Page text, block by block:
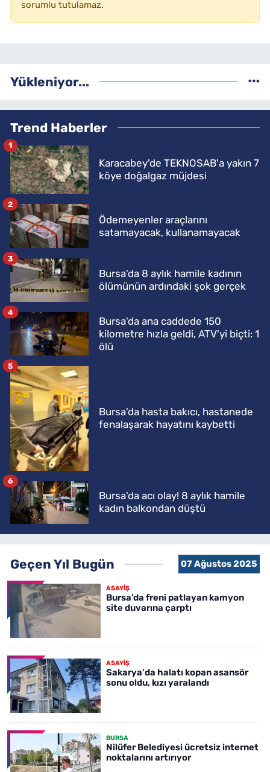
sorumlu tutulamaz.
Yükleniyor...
Trend Haberler
Karacabey'de TEKNOSAB'a yakın 7
köye doğalgaz müjdesi
1
Ödemeyenler araçlarını
satamayacak, kullanamayacak
2
Bursa'da 8 aylık hamile kadının
ölümünün ardındaki şok gerçek
3
Bursa'da ana caddede 150
kilometre hızla geldi, ATV'yi biçti: 1
ölü
4
Bursa'da hasta bakıcı, hastanede
fenalaşarak hayatını kaybetti
5
Bursa'da acı olay! 8 aylık hamile
kadın balkondan düştü
6
Geçen Yıl Bugün 07 Ağustos 2025
ASAYİŞ
Bursa’da freni patlayan kamyon
site duvarına çarptı
ASAYİŞ
Sakarya'da halatı kopan asansör
sonu oldu, kızı yaralandı
BURSA
Nilüfer Belediyesi ücretsiz internet
noktalarını artırıyor